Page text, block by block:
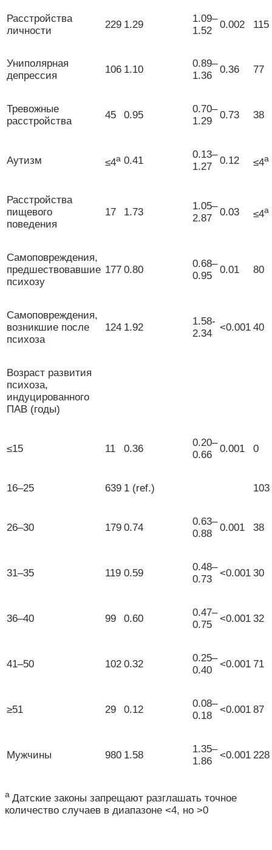
Расстройства
личности
229 1.29
1.09–
1.52
0.002 115
Униполярная
депрессия
106 1.10
0.89–
1.36
0.36 77
Тревожные
расстройства
45 0.95
0.70–
1.29
0.73 38
Аутизм ≤4a 0.41
0.13–
1.27
0.12 ≤4a
Расстройства
пищевого
поведения
17 1.73
1.05–
2.87
0.03 ≤4a
Самоповреждения,
предшествовавшие
психозу
177 0.80
0.68–
0.95
0.01 80
Самоповреждения,
возникшие после
психоза
124 1.92
1.58-
2.34
<0.001 40
Возраст развития
психоза,
индуцированного
ПАВ (годы)
≤15 11 0.36
0.20–
0.66
0.001 0
16–25 639 1 (ref.) 103
26–30 179 0.74
0.63–
0.88
0.001 38
31–35 119 0.59
0.48–
0.73
<0.001 30
36–40 99 0.60
0.47–
0.75
<0.001 32
41–50 102 0.32
0.25–
0.40
<0.001 71
≥51 29 0.12
0.08–
0.18
<0.001 87
Мужчины 980 1.58
1.35–
1.86
<0.001 228
a Датские законы запрещают разглашать точное
количество случаев в диапазоне <4, но >0